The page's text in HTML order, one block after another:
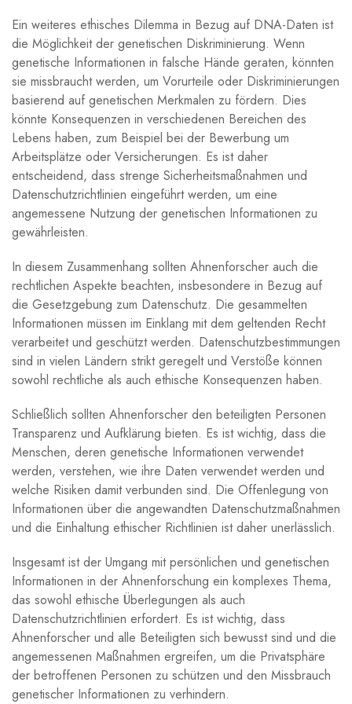
Ein weiteres ethisches Dilemma in Bezug auf DNA-Daten ist
die Möglichkeit der genetischen Diskriminierung. Wenn
genetische Informationen in falsche Hände geraten, könnten
sie missbraucht werden, um Vorurteile oder Diskriminierungen
basierend auf genetischen Merkmalen zu fördern. Dies
könnte Konsequenzen in verschiedenen Bereichen des
Lebens haben, zum Beispiel bei der Bewerbung um
Arbeitsplätze oder Versicherungen. Es ist daher
entscheidend, dass strenge Sicherheitsmaßnahmen und
Datenschutzrichtlinien eingeführt werden, um eine
angemessene Nutzung der genetischen Informationen zu
gewährleisten.
In diesem Zusammenhang sollten Ahnenforscher auch die
rechtlichen Aspekte beachten, insbesondere in Bezug auf
die Gesetzgebung zum Datenschutz. Die gesammelten
Informationen müssen im Einklang mit dem geltenden Recht
verarbeitet und geschützt werden. Datenschutzbestimmungen
sind in vielen Ländern strikt geregelt und Verstöße können
sowohl rechtliche als auch ethische Konsequenzen haben.
Schließlich sollten Ahnenforscher den beteiligten Personen
Transparenz und Aufklärung bieten. Es ist wichtig, dass die
Menschen, deren genetische Informationen verwendet
werden, verstehen, wie ihre Daten verwendet werden und
welche Risiken damit verbunden sind. Die Offenlegung von
Informationen über die angewandten Datenschutzmaßnahmen
und die Einhaltung ethischer Richtlinien ist daher unerlässlich.
Insgesamt ist der Umgang mit persönlichen und genetischen
Informationen in der Ahnenforschung ein komplexes Thema,
das sowohl ethische Überlegungen als auch
Datenschutzrichtlinien erfordert. Es ist wichtig, dass
Ahnenforscher und alle Beteiligten sich bewusst sind und die
angemessenen Maßnahmen ergreifen, um die Privatsphäre
der betroffenen Personen zu schützen und den Missbrauch
genetischer Informationen zu verhindern.